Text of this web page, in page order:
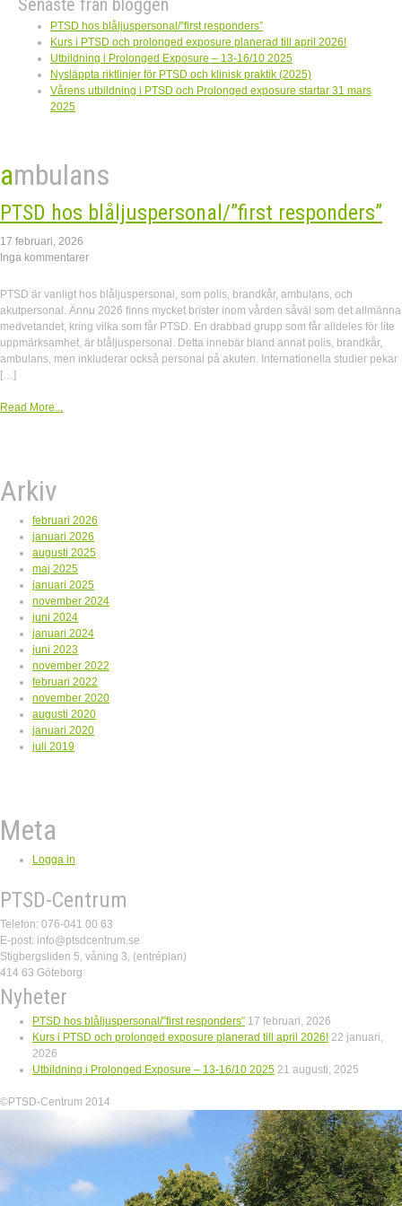
Senaste från bloggen
PTSD hos blåljuspersonal/”first responders”
Kurs i PTSD och prolonged exposure planerad till april 2026!
Utbildning i Prolonged Exposure – 13-16/10 2025
Nysläppta riktlinjer för PTSD och klinisk praktik (2025)
Vårens utbildning i PTSD och Prolonged exposure startar 31 mars
2025
ambulans
PTSD hos blåljuspersonal/”first responders”
17 februari, 2026
Inga kommentarer
PTSD är vanligt hos blåljuspersonal, som polis, brandkår, ambulans, och
akutpersonal. Ännu 2026 finns mycket brister inom vården såväl som det allmänna
medvetandet, kring vilka som får PTSD. En drabbad grupp som får alldeles för lite
uppmärksamhet, är blåljuspersonal. Detta innebär bland annat polis, brandkår,
ambulans, men inkluderar också personal på akuten. Internationella studier pekar
[…]
Read More...
Arkiv
februari 2026
januari 2026
augusti 2025
maj 2025
januari 2025
november 2024
juni 2024
januari 2024
juni 2023
november 2022
februari 2022
november 2020
augusti 2020
januari 2020
juli 2019
Meta
Logga in
PTSD-Centrum
Telefon: 076-041 00 63
E-post: info@ptsdcentrum.se
Stigbergsliden 5, våning 3, (entréplan)
414 63 Göteborg
Nyheter
PTSD hos blåljuspersonal/”first responders” 17 februari, 2026
Kurs i PTSD och prolonged exposure planerad till april 2026! 22 januari,
2026
Utbildning i Prolonged Exposure – 13-16/10 2025 21 augusti, 2025
©PTSD-Centrum 2014